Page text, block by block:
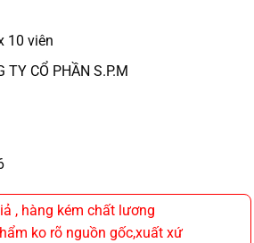
10 viên
TY CỔ PHẦN S.P.M
, hàng kém chất lương
ko rõ nguồn gốc,xuất xứ